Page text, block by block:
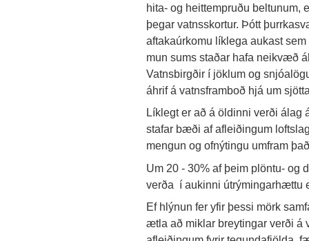
hita- og heittempruðu beltunum,
þegar vatnsskortur. Þótt
aftakaúrkomu líklega aukast
mun sums staðar hafa neikvæð
Vatnsbirgðir í jöklum og
áhrif á vatnsframboð hjá um
Líklegt er að á öldinni verði álag
stafar bæði af afleiðingum
mengun og ofnýtingu umfram
Um 20 - 30% af þeim plöntu- og
verða í aukinni útrýmingarhættu
Ef hlýnun fer yfir þessi mörk
ætla að miklar breytingar verði á